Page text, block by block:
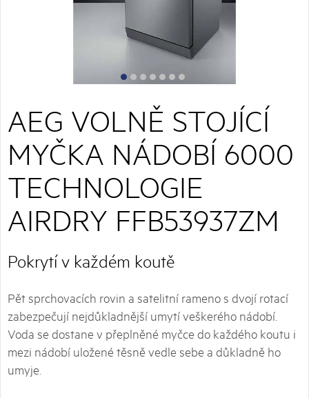
AEG VOLNĚ STOJÍCÍ
MYČKA NÁDOBÍ 6000
TECHNOLOGIE
AIRDRY FFB53937ZM
Pokrytí v každém koutě
Pět sprchovacích rovin a satelitní rameno s dvojí rotací
zabezpečují nejdůkladnější umytí veškerého nádobí.
Voda se dostane v přeplněné myčce do každého koutu i
mezi nádobí uložené těsně vedle sebe a důkladně ho
umyje.